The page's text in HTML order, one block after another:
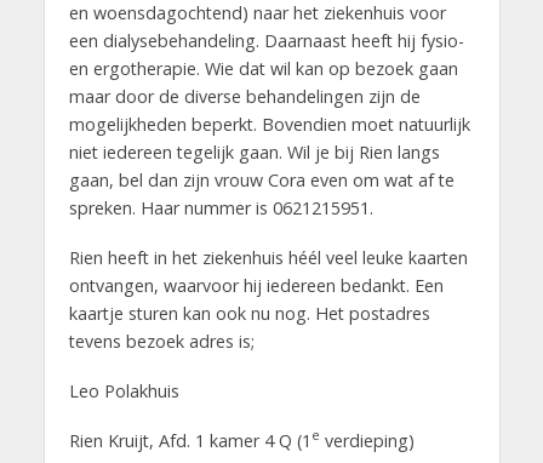
en woensdagochtend) naar het ziekenhuis voor
een dialysebehandeling. Daarnaast heeft hij fysio-
en ergotherapie. Wie dat wil kan op bezoek gaan
maar door de diverse behandelingen zijn de
mogelijkheden beperkt. Bovendien moet natuurlijk
niet iedereen tegelijk gaan. Wil je bij Rien langs
gaan, bel dan zijn vrouw Cora even om wat af te
spreken. Haar nummer is 0621215951.
Rien heeft in het ziekenhuis héél veel leuke kaarten
ontvangen, waarvoor hij iedereen bedankt. Een
kaartje sturen kan ook nu nog. Het postadres
tevens bezoek adres is;
Leo Polakhuis
Rien Kruijt, Afd. 1 kamer 4 Q (1 e verdieping)